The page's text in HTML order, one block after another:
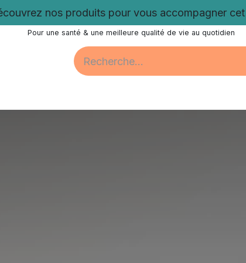
nos produits pour vous accompagner cet
Pour une santé & une meilleure qualité de vie au quotidien